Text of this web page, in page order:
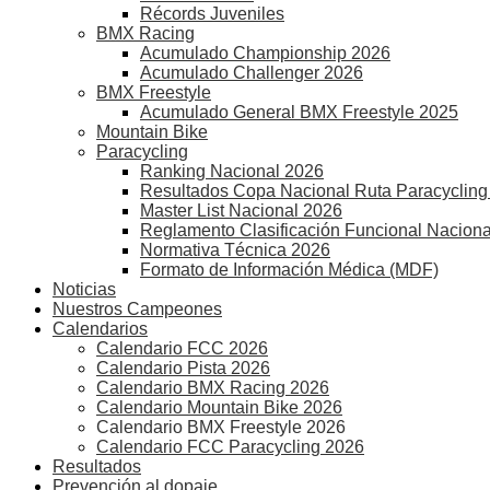
Récords Juveniles
BMX Racing
Acumulado Championship 2026
Acumulado Challenger 2026
BMX Freestyle
Acumulado General BMX Freestyle 2025
Mountain Bike
Paracycling
Ranking Nacional 2026
Resultados Copa Nacional Ruta
Master List Nacional 2026
Reglamento Clasificación Funcional Nacional
Normativa Técnica 2026
Formato de Información Médica (MDF)
Noticias
Nuestros Campeones
Calendarios
Calendario FCC 2026
Calendario Pista 2026
Calendario BMX Racing 2026
Calendario Mountain Bike 2026
Calendario BMX Freestyle 2026
Calendario FCC Paracycling 2026
Resultados
Prevención al dopaje